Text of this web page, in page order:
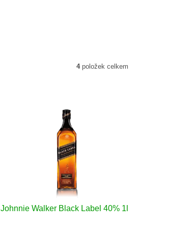
4položek celkem
Johnnie Walker Black Label 40% 1l